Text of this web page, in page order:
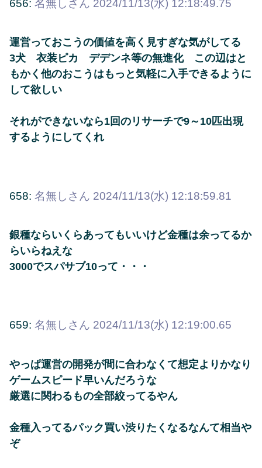
656: 名無しさん 2024/11/13(水) 12:18:49.75
運営っておこうの価値を高く見すぎな気がしてる
3犬 衣装ピカ デデンネ等の無進化 この辺はと
もかく他のおこうはもっと気軽に入手できるように
して欲しい
それができないなら1回のリサーチで9～10匹出現
するようにしてくれ
658: 名無しさん 2024/11/13(水) 12:18:59.81
銀種ならいくらあってもいいけど金種は余ってるか
らいらねえな
3000でスパサブ10って・・・
659: 名無しさん 2024/11/13(水) 12:19:00.65
やっぱ運営の開発が間に合わなくて想定よりかなり
ゲームスピード早いんだろうな
厳選に関わるもの全部絞ってるやん
金種入ってるパック買い渋りたくなるなんて相当や
ぞ